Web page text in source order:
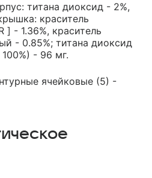
титана диоксид - 2%,
краситель
- 1.36%, краситель
- 0.85%; титана диоксид
- 96 мг.
ячейковые (5) -